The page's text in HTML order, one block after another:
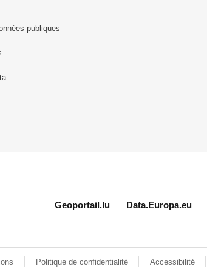
publiques
Geoportail.lu Data.Europa.eu
Politique de confidentialité Accessibilité